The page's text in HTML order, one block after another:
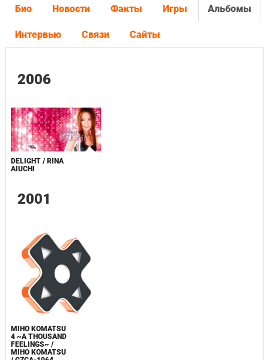
Био Новости Факты Игры Альбомы
Интервью Связи Сайты
2006
DELIGHT / RINA
AIUCHI
2001
MIHO KOMATSU
4 ~A THOUSAND
FEELINGS~ /
MIHO KOMATSU